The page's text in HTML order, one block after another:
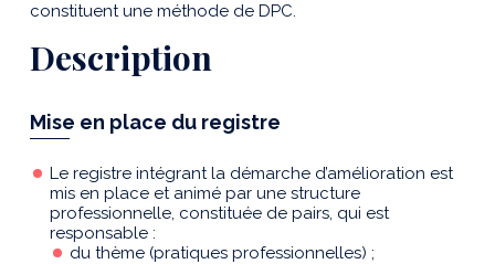
constituent une méthode de DPC.
Description
Mise en place du registre
Le registre intégrant la démarche d’amélioration est
mis en place et animé par une structure
professionnelle, constituée de pairs, qui est
responsable :
du thème (pratiques professionnelles) ;